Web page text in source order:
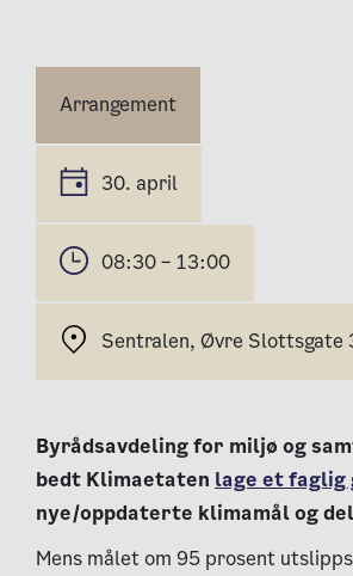
Arrangement
30. april
08:30 – 13:00
Sentralen, Øvre Slottsgate
Byrådsavdeling for miljø og
bedt Klimaetaten lage et faglig
nye/oppdaterte klimamål og
Mens målet om 95 prosent